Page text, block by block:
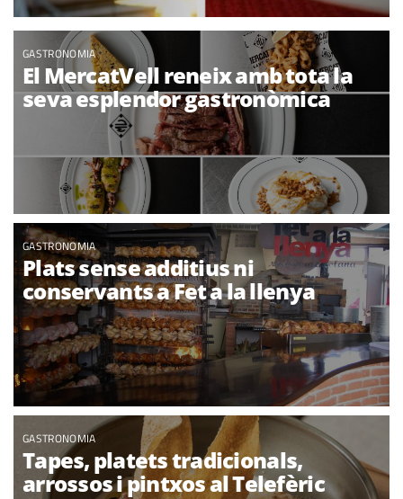
GASTRONOMIA
El MercatVell reneix amb tota la
seva esplendor gastronòmica
GASTRONOMIA
Plats sense additius ni
conservants a Fet a la llenya
GASTRONOMIA
Tapes, platets tradicionals,
arrossos i pintxos al Telefèric